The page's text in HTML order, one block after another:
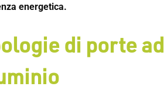
energetica.
di porte